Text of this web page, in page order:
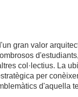
gran valor
col·lectius. La
per
d'aquella